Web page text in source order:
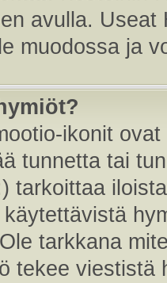
avulla.
muodossa ja
ikonit
tunnetta tai
tarkoittaa
tarkkana
tekee viestistä